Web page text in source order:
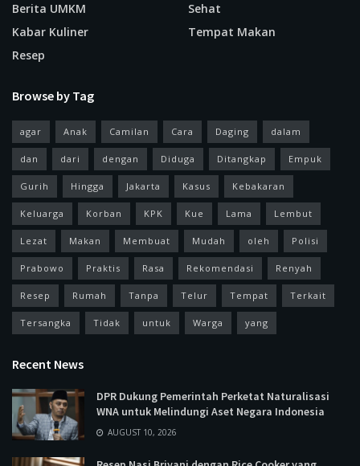
Berita UMKM
Kabar Kuliner
Resep
Sehat
Tempat Makan
Browse by Tag
agar Anak Camilan Cara Daging dalam
dan dari dengan Diduga Ditangkap Empuk
Gurih Hingga Jakarta Kasus Kebakaran
Keluarga Korban KPK Kue Lama Lembut
Lezat Makan Membuat Mudah oleh Polisi
Prabowo Praktis Rasa Rekomendasi Renyah
Resep Rumah Tanpa Telur Tempat Terkait
Tersangka Tidak untuk Warga yang
Recent News
DPR Dukung Pemerintah Perketat Naturalisasi
WNA untuk Melindungi Aset Negara Indonesia
AUGUST 10, 2026